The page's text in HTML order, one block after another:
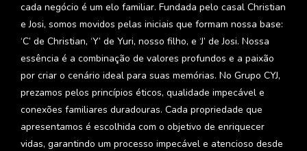
cada negócio é um elo familiar. Fundada pelo casal Christian
e Josi, somos movidos pelas iniciais que formam nossa base:
‘C’ de Christian, ‘Y’ de Yuri, nosso filho, e ‘J’ de Josi. Nossa
essência é a combinação de valores profundos e a paixão
por criar o cenário ideal para suas memórias. No Grupo CYJ,
prezamos pelos princípios éticos, qualidade impecável e
conexões familiares duradouras. Cada propriedade que
apresentamos é escolhida com o objetivo de enriquecer
vidas, garantindo um processo impecável e atencioso desde